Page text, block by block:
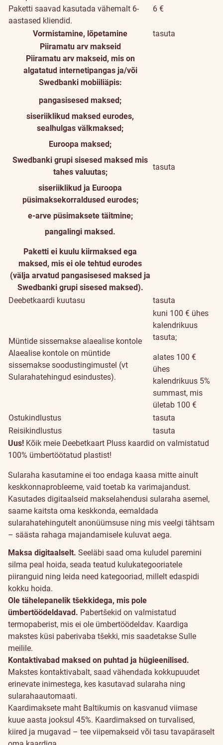
Paketti saavad kasutada vähemalt 6-
aastased kliendid.
6 €
Vormistamine, lõpetamine
tasuta
Piiramatu arv makseid
Piiramatu arv makseid, mis on
algatatud internetipangas ja/või
Swedbanki mobiiliäpis:
pangasisesed maksed;
siseriiklikud maksed eurodes,
sealhulgas välkmaksed;
Euroopa maksed;
Swedbanki grupi sisesed maksed mis
tahes valuutas;
siseriiklikud ja Euroopa
püsimaksekorraldused eurodes;
e-arve püsimaksete täitmine;
pangalingi maksed.
Paketti ei kuulu kiirmaksed ega
maksed, mis ei ole tehtud eurodes
(välja arvatud pangasisesed maksed ja
Swedbanki grupi sisesed maksed).
tasuta
Deebetkaardi kuutasu tasuta
Müntide sissemakse alaealise kontole
Alaealise kontole on müntide
sissemakse soodustingimustel (vt
Sularahatehingud esindustes).
kuni 100 € ühes
kalendrikuus
tasuta;
alates 100 €
ühes
kalendrikuus 5%
summast, mis
ületab 100 €
Ostukindlustus
tasuta
Reisikindlustus
tasuta
Jätkusuutlikkus
Uus! Kõik meie Deebetkaart Pluss kaardid on valmistatud
100% ümbertöötatud plastist!
Sularaha kasutamine ei too endaga kaasa mitte ainult
keskkonnaprobleeme, vaid toetab ka varimajandust.
Kasutades digitaalseid makselahendusi sularaha asemel,
saame kaitsta oma keskkonda, eemaldada
sularahatehingutelt anonüümsuse ning mis veelgi tähtsam
– säästa rahaga majandamisele kuluvat aega.
Maksa digitaalselt. Seeläbi saad oma kuludel paremini
silma peal hoida, seada teatud kulukategooriatele
piiranguid ning leida need kategooriad, millelt edaspidi
kokku hoida.
Ole tähelepanelik tšekkidega, mis pole
ümbertöödeldavad. Pabertšekid on valmistatud
termopaberist, mis ei ole ümbertöödeldav. Kaardiga
makstes küsi paberivaba tšekki, mis saadetakse Sulle
meilile.
Kontaktivabad maksed on puhtad ja hügieenilised.
Makstes kontaktivabalt, saad vähendada kokkupuudet
erinevate inimestega, kes kasutavad sularaha ning
sularahaautomaati.
Kaardimaksete maht Baltikumis on kasvanud viimase
kuue aasta jooksul 45%. Kaardimaksed on turvalised,
kiired ja mugavad – tee viipemakseid või tasu tavapäraselt